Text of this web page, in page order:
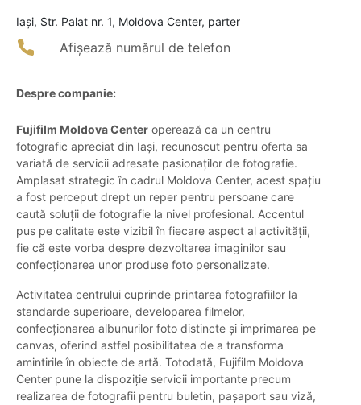
Iaşi, Str. Palat nr. 1, Moldova Center, parter
Afișează numărul de telefon
Despre companie:
Fujifilm Moldova Center operează ca un centru
fotografic apreciat din Iași, recunoscut pentru oferta sa
variată de servicii adresate pasionaților de fotografie.
Amplasat strategic în cadrul Moldova Center, acest spațiu
a fost perceput drept un reper pentru persoane care
caută soluții de fotografie la nivel profesional. Accentul
pus pe calitate este vizibil în fiecare aspect al activității,
fie că este vorba despre dezvoltarea imaginilor sau
confecționarea unor produse foto personalizate.
Activitatea centrului cuprinde printarea fotografiilor la
standarde superioare, developarea filmelor,
confecționarea albunurilor foto distincte și imprimarea pe
canvas, oferind astfel posibilitatea de a transforma
amintirile în obiecte de artă. Totodată, Fujifilm Moldova
Center pune la dispoziție servicii importante precum
realizarea de fotografii pentru buletin, pașaport sau viză,